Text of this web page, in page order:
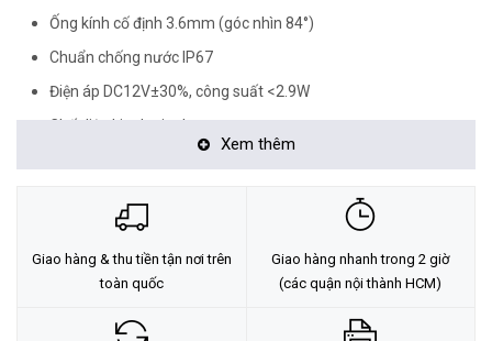
Ống kính cố định 3.6mm (góc nhìn 84°)
Chuẩn chống nước IP67
Điện áp DC12V±30%, công suất <2.9W
Chất liệu kim loại+nhựa
Tư vấn cách chọn loại camera và dịch vụ lắp đặt camera tận nơi:
Xem thêm
Giao hàng & thu tiền tận nơi trên
toàn quốc
Giao hàng nhanh trong 2 giờ
(các quận nội thành HCM)